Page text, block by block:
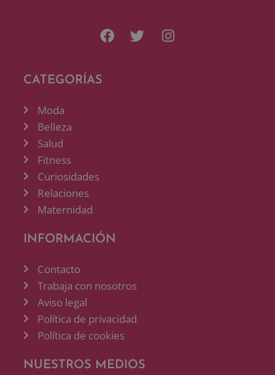
CATEGORÍAS
Moda
Belleza
Salud
Fitness
Curiosidades
Relaciones
Maternidad
INFORMACIÓN
Contacto
Trabaja con nosotros
Aviso legal
Política de privacidad
Política de cookies
NUESTROS MEDIOS